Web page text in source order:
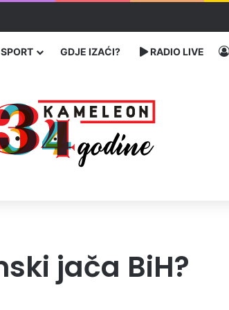
i problema sa zdravstvenim knjižicama
SPORT GDJE IZAĆI? RADIO LIVE
jača BiH?